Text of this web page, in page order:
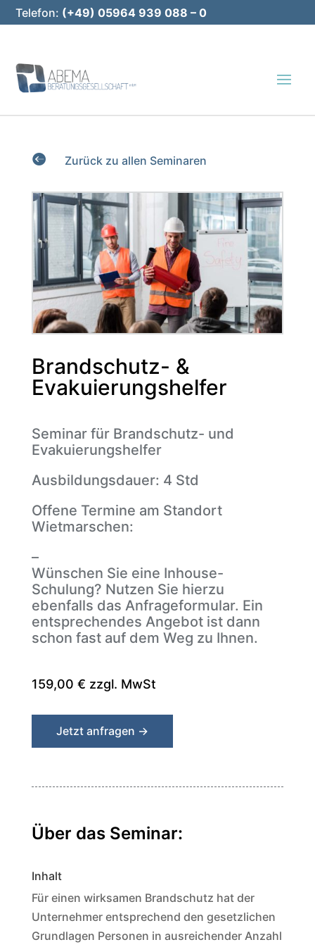
Telefon: (+49) 05964 939 088 – 0
 Zurück zu allen Seminaren
Brandschutz- &
Evakuierungshelfer
Seminar für Brandschutz- und
Evakuierungshelfer
Ausbildungsdauer: 4 Std
Offene Termine am Standort
Wietmarschen:
–
Wünschen Sie eine Inhouse-
Schulung? Nutzen Sie hierzu
ebenfalls das Anfrageformular. Ein
entsprechendes Angebot ist dann
schon fast auf dem Weg zu Ihnen.
159,00 € zzgl. MwSt
Jetzt anfragen →
Über das Seminar:
Inhalt
Für einen wirksamen Brandschutz hat der
Unternehmer entsprechend den gesetzlichen
Grundlagen Personen in ausreichender Anzahl